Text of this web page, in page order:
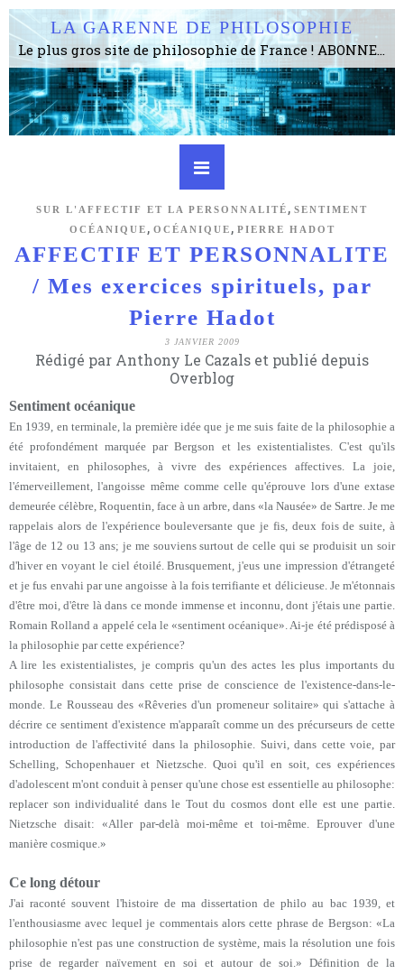
LA GARENNE DE PHILOSOPHIE
Le plus gros site de philosophie de France ! ABONNEZ-VOUS ! 4115 Articles, 1634 abonné·e·s, depuis 2006 . . . . . . . . 2 852 214 pages vues jusqu'à présent. Prestance et être apte à un plus grand nombre de choses.
SUR L'AFFECTIF ET LA PERSONNALITÉ , SENTIMENT
OCÉANIQUE , OCÉANIQUE , PIERRE HADOT
AFFECTIF ET PERSONNALITE
/ Mes exercices spirituels, par
Pierre Hadot
3 JANVIER 2009
Rédigé par Anthony Le Cazals et publié depuis
Overblog
Sentiment océanique
En 1939, en terminale, la première idée que je me suis faite de la philosophie a
été profondément marquée par Bergson et les existentialistes. C'est qu'ils
invitaient, en philosophes, à vivre des expériences affectives. La joie,
l'émerveillement, l'angoisse même comme celle qu'éprouve lors d'une extase
demeurée célèbre, Roquentin, face à un arbre, dans «la Nausée» de Sartre. Je me
rappelais alors de l'expérience bouleversante que je fis, deux fois de suite, à
l'âge de 12 ou 13 ans; je me souviens surtout de celle qui se produisit un soir
d'hiver en voyant le ciel étoilé. Brusquement, j'eus une impression d'étrangeté
et je fus envahi par une angoisse à la fois terrifiante et délicieuse. Je m'étonnais
d'être moi, d'être là dans ce monde immense et inconnu, dont j'étais une partie.
Romain Rolland a appelé cela le «sentiment océanique». Ai-je été prédisposé à
la philosophie par cette expérience?
A lire les existentialistes, je compris qu'un des actes les plus importants du
philosophe consistait dans cette prise de conscience de l'existence-dans-le-
monde. Le Rousseau des «Rêveries d'un promeneur solitaire» qui s'attache à
décrire ce sentiment d'existence m'apparaît comme un des précurseurs de cette
introduction de l'affectivité dans la philosophie. Suivi, dans cette voie, par
Schelling, Schopenhauer et Nietzsche. Quoi qu'il en soit, ces expériences
d'adolescent m'ont conduit à penser qu'une chose est essentielle au philosophe:
replacer son individualité dans le Tout du cosmos dont elle est une partie.
Nietzsche disait: «Aller par-delà moi-même et toi-même. Eprouver d'une
manière cosmique.»
Ce long détour
J'ai raconté souvent l'histoire de ma dissertation de philo au bac 1939, et
l'enthousiasme avec lequel je commentais alors cette phrase de Bergson: «La
philosophie n'est pas une construction de système, mais la résolution une fois
prise de regarder naïvement en soi et autour de soi.» Définition de la